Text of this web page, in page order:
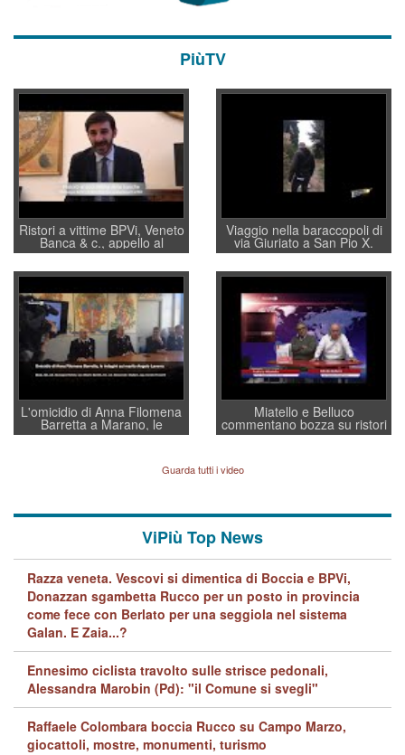
PiùTV
Ristori a vittime BPVi, Veneto
Banca & c., appello al
sottosegretario Alessio
Villarosa: per mettere ordine
convochi con Di Maio CNCU
a supporto della cabina di
regia al Mef
Viaggio nella baraccopoli di
via Giuriato a San Pio X.
Vicenza ai Vicentini: “faremo
un regalo di Natale ai
residenti”
L'omicidio di Anna Filomena
Barretta a Marano, le
indagini dei carabinieri di
Lavarra: più avvincenti di
quelle di... Barbara D'Urso
Miatello e Belluco
commentano bozza su ristori
BPVi e Veneto Banca
Guarda tutti i video
ViPiù Top News
Razza veneta. Vescovi si dimentica di Boccia e BPVi,
Donazzan sgambetta Rucco per un posto in provincia
come fece con Berlato per una seggiola nel sistema
Galan. E Zaia...?
Ennesimo ciclista travolto sulle strisce pedonali,
Alessandra Marobin (Pd): "il Comune si svegli"
Raffaele Colombara boccia Rucco su Campo Marzo,
giocattoli, mostre, monumenti, turismo